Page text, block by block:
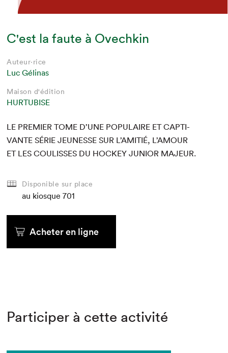
C'est la faute à Ovechkin
Auteur·rice
Luc Gélinas
Maison d'édition
HURTUBISE
LE PRE­MIER TOME D’UNE POP­U­LAIRE ET CAP­TI­
VANTE SÉRIE JEUNESSE SUR L’AMITIÉ, L’AMOUR
ET LES COULISS­ES DU HOCK­EY JUNIOR MAJEUR.
Disponible sur place
au kiosque 701
Acheter en ligne
Participer à cette activité